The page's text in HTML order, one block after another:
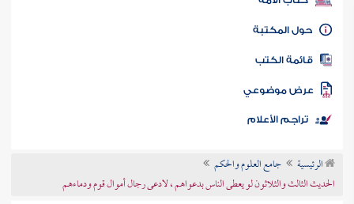
كتاب الأمة
المكتبة
الكتب
موضوعي
تراجم الأعلام
الرئيسية
جامع العلوم والحكم
الحديث الثالث والثلاثون لو يعطى الناس بدعواهم ، لادعى رجال أموال قوم ودماءهم